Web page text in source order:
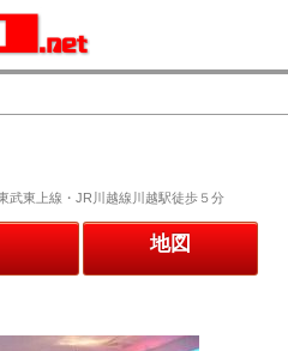
東上線・JR川越線川越駅徒歩５分
地図